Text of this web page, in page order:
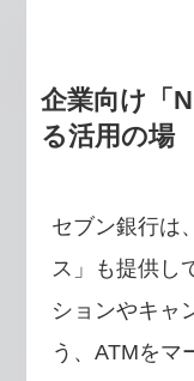
企業向け「
る活用の場
セブン銀行は
ス」も提供し
ションやキャ
う、ATMをマ